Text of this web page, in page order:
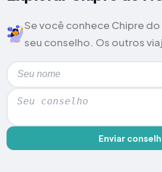
Se você conhece Chipre
seu conselho. Os outros
Enviar